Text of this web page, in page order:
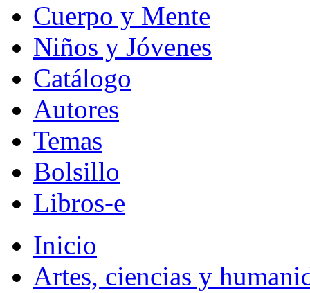
Cuerpo y Mente
Niños y Jóvenes
Catálogo
Autores
Temas
Bolsillo
Libros-e
Inicio
Artes, ciencias y